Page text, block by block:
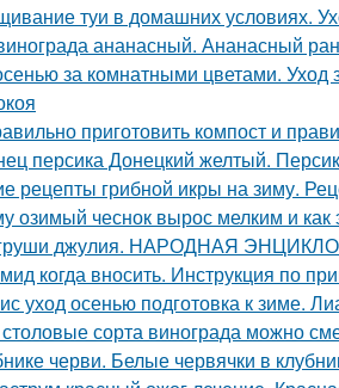
туи в домашних условиях.
ананасный. Ананасный
за комнатными цветами.
приготовить компост и
персика Донецкий желтый.
рецепты грибной икры на зиму.
озимый чеснок вырос мелким и как
джулия. НАРОДНАЯ
когда вносить. Инструкция по
уход осенью подготовка к зиме.
сорта винограда можно
черви. Белые червячки в